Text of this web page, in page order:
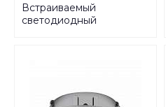
Встраиваемый
светодиодный